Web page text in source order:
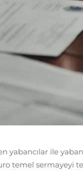
yabancılar ile
temel sermayeyi